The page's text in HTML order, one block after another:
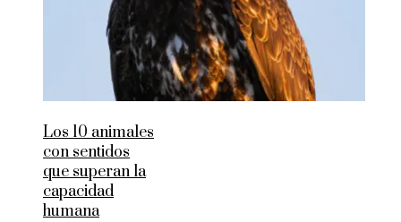
Los 10 animales
con sentidos
que superan la
capacidad
humana